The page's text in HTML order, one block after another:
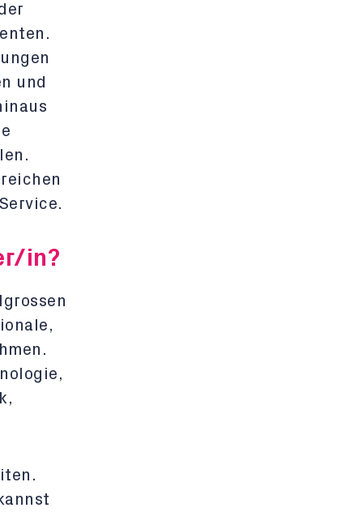
und
in?